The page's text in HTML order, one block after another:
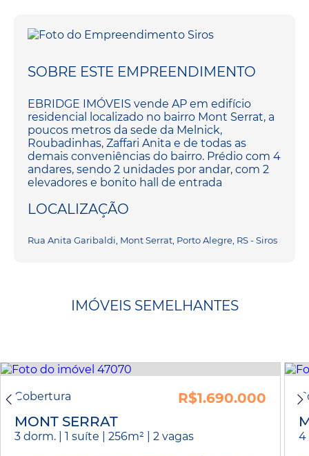
SOBRE ESTE EMPREENDIMENTO
EBRIDGE IMÓVEIS vende AP em edifício
residencial localizado no bairro Mont Serrat, a
poucos metros da sede da Melnick,
Roubadinhas, Zaffari Anita e de todas as
demais conveniências do bairro. Prédio com 4
andares, sendo 2 unidades por andar, com 2
elevadores e bonito hall de entrada
LOCALIZAÇÃO
Rua Anita Garibaldi, Mont Serrat, Porto Alegre, RS - Siros
IMÓVEIS SEMELHANTES
Cobertura
R$1.690.000
MONT SERRAT
3 dorm. | 1 suíte | 256m² | 2 vagas 4